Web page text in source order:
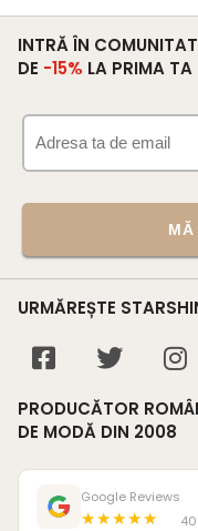
INTRĂ ÎN
DE -15% LA PRIMA
URMĂREȘTE
PRODUCĂTOR
DE MODĂ DIN 2008
Google Reviews
★★★★★